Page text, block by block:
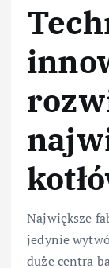
Największe
jedynie
duże centra